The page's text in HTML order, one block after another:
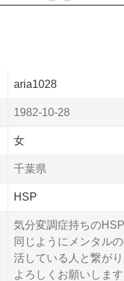
aria1028
1982-10-28
女
千葉県
HSP
気分変調症持ちのHSP
同じようにメンタル
活している人と繋がり
よろしくお願いします